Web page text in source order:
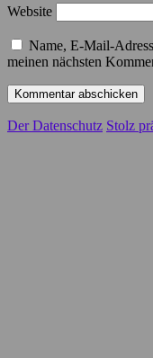
Website
Name, E-Mail-
meinen nächsten
Der Datenschutz Stolz